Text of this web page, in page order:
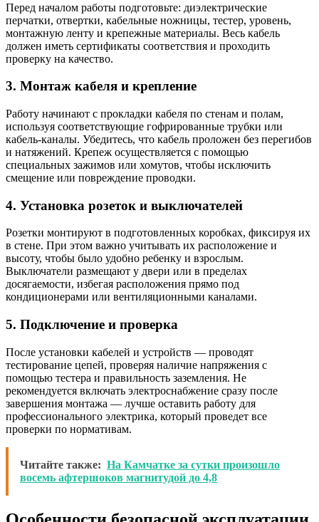
Перед началом работы подготовьте: диэлектрические
перчатки, отвертки, кабельные ножницы, тестер, уровень,
монтажную ленту и крепежные материалы. Весь кабель
должен иметь сертификаты соответствия и проходить
проверку на качество.
3. Монтаж кабеля и крепление
Работу начинают с прокладки кабеля по стенам и полам,
используя соответствующие гофрированные трубки или
кабель-каналы. Убедитесь, что кабель проложен без перегибов
и натяжений. Крепеж осуществляется с помощью
специальных зажимов или хомутов, чтобы исключить
смещение или повреждение проводки.
4. Установка розеток и выключателей
Розетки монтируют в подготовленных коробках, фиксируя их
в стене. При этом важно учитывать их расположение и
высоту, чтобы было удобно ребенку и взрослым.
Выключатели размещают у двери или в пределах
досягаемости, избегая расположения прямо под
кондиционерами или вентиляционными каналами.
5. Подключение и проверка
После установки кабелей и устройств — проводят
тестирование цепей, проверяя наличие напряжения с
помощью тестера и правильность заземления. Не
рекомендуется включать электроснабжение сразу после
завершения монтажа — лучше оставить работу для
профессионального электрика, который проведет все
проверки по нормативам.
Читайте также: На Камчатке за сутки произошло
восемь афтершоков магнитудой до 4,8